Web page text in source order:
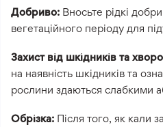
Добриво: Вносьте рідкі
вегетаційного періоду для
Захист від шкідників та
на наявність шкідників та
рослини здаються слабкими
Обрізка: Після того, як кали